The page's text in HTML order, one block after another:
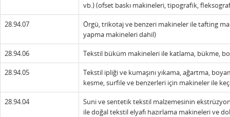
vb.) (ofset baskı makineleri, tipografik,
28.94.07
Örgü, trikotaj ve benzeri makineler ile tafting
yapma makineleri dahil)
28.94.06 Tekstil büküm makineleri ile katlama, bükme,
28.94.05
Tekstil ipliği ve kumaşını yıkama, ağartma,
kesme, surfile ve benzerleri için makineler ile
28.94.04
Suni ve sentetik tekstil malzemesinin
ile doğal tekstil elyafı hazırlama makineleri ve